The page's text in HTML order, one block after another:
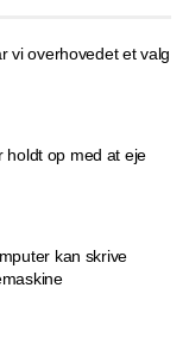
vi overhovedet et valg
holdt op med at eje
kan skrive